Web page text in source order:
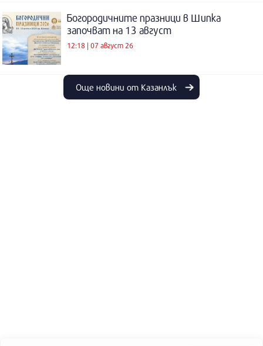
Богородичните празници в Шипка
започват на 13 август
12:18 | 07 август 26
Още новини от Казанлък